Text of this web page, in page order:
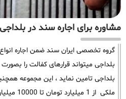
مشاوره برای اجاره سند در بلداجی
گروه تخصصی ایران سند ضمن اجاره
بلداجی میتواند قرارهای کفالت را
بلداجی تامین نماید ، این مجموعه
ملکی از